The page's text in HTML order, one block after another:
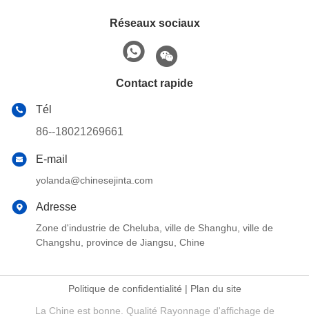
Réseaux sociaux
Contact rapide
Tél
86--18021269661
E-mail
yolanda@chinesejinta.com
Adresse
Zone d'industrie de Cheluba, ville de Shanghu, ville de
Changshu, province de Jiangsu, Chine
Politique de confidentialité | Plan du site
La Chine est bonne. Qualité Rayonnage d'affichage de